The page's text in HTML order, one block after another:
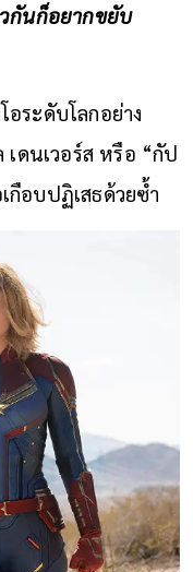
กันก็อยากขยับ
ระดับโลกอย่าง
ดนเวอร์ส หรือ “กัป
กือบปฏิเสธด้วยซ้ำ